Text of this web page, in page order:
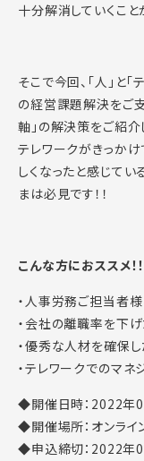
十分解消していくこと
そこで今回、「人」と
の経営課題解決をご
軸」の解決策をご紹介
テレワークがきっか
しくなったと感じて
まは必見です！！
こんな方におススメ！！
・人事労務ご担当者様
・会社の離職率を下
・優秀な人材を確保
・テレワークでのマ
◆開催日時：2022年
◆開催場所：オンライ
◆申込締切：2022年